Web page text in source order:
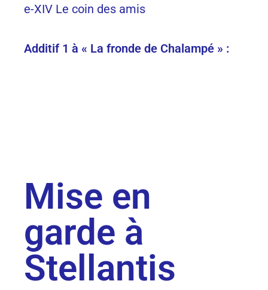
e-XIV Le coin des amis
Additif 1 à « La fronde de Chalampé » :
Mise en
garde à
Stellantis